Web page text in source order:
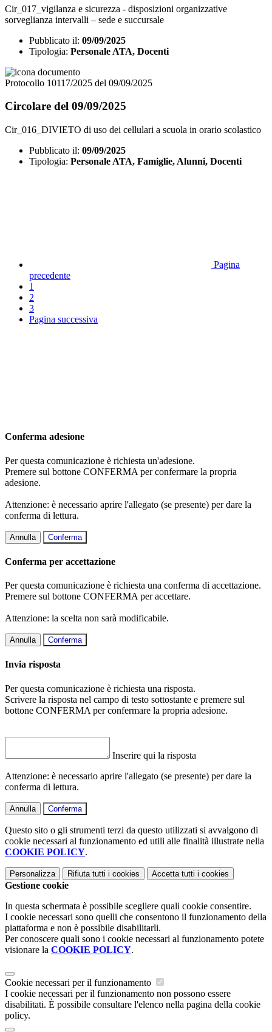
Cir_017_vigilanza e sicurezza - disposizioni organizzative
sorveglianza intervalli – sede e succursale
Pubblicato il: 09/09/2025
Tipologia: Personale ATA, Docenti
Protocollo 10117/2025 del 09/09/2025
Circolare del 09/09/2025
Cir_016_DIVIETO di uso dei cellulari a scuola in orario scolastico
Pubblicato il: 09/09/2025
Tipologia: Personale ATA, Famiglie, Alunni, Docenti
Pagina
precedente
1
2
3
Pagina successiva
Conferma adesione
Per questa comunicazione è richiesta un'adesione.
Premere sul bottone CONFERMA per confermare la propria
adesione.
Attenzione: è necessario aprire l'allegato (se presente) per dare la
conferma di lettura.
Annulla Conferma
Conferma per accettazione
Per questa comunicazione è richiesta una conferma di accettazione.
Premere sul bottone CONFERMA per accettare.
Attenzione: la scelta non sarà modificabile.
Annulla Conferma
Invia risposta
Per questa comunicazione è richiesta una risposta.
Scrivere la risposta nel campo di testo sottostante e premere sul
bottone CONFERMA per confermare la propria adesione.
Inserire qui la risposta
Attenzione: è necessario aprire l'allegato (se presente) per dare la
conferma di lettura.
Annulla Conferma
Questo sito o gli strumenti terzi da questo utilizzati si avvalgono di
cookie necessari al funzionamento ed utili alle finalità illustrate nella
COOKIE POLICY.
Personalizza Rifiuta tutti i cookies Accetta tutti i cookies
Gestione cookie
In questa schermata è possibile scegliere quali cookie consentire.
I cookie necessari sono quelli che consentono il funzionamento della
piattaforma e non è possibile disabilitarli.
Per conoscere quali sono i cookie necessari al funzionamento potete
visionare la COOKIE POLICY.
Cookie necessari per il funzionamento
I cookie necessari per il funzionamento non possono essere
disabilitati. È possibile consultare l'elenco nella pagina della cookie
policy.